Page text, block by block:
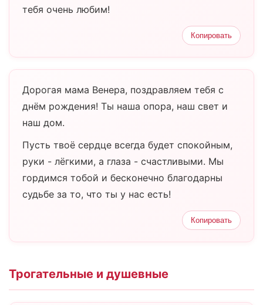
тебя очень любим!
Копировать
Дорогая мама Венера, поздравляем тебя с
днём рождения! Ты наша опора, наш свет и
наш дом.
Пусть твоё сердце всегда будет спокойным,
руки - лёгкими, а глаза - счастливыми. Мы
гордимся тобой и бесконечно благодарны
судьбе за то, что ты у нас есть!
Копировать
Трогательные и душевные